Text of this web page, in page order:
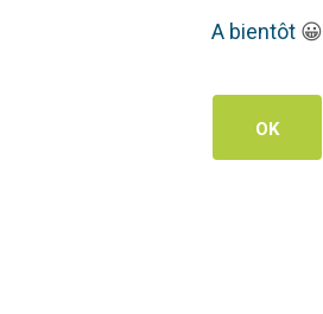
A bientôt😀
OK